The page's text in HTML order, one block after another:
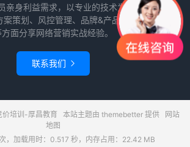
亲身利益需求，以专业的技术为导向，从数据
策划、风控管理、品牌&产品运营和项目推广
面分享网络营销实战经验。
联系我们 
价培训-厚昌教育 本站主题由 themebetter提供
网站
地图
，加载用时：0.517 秒，内存占用：22.42 MB